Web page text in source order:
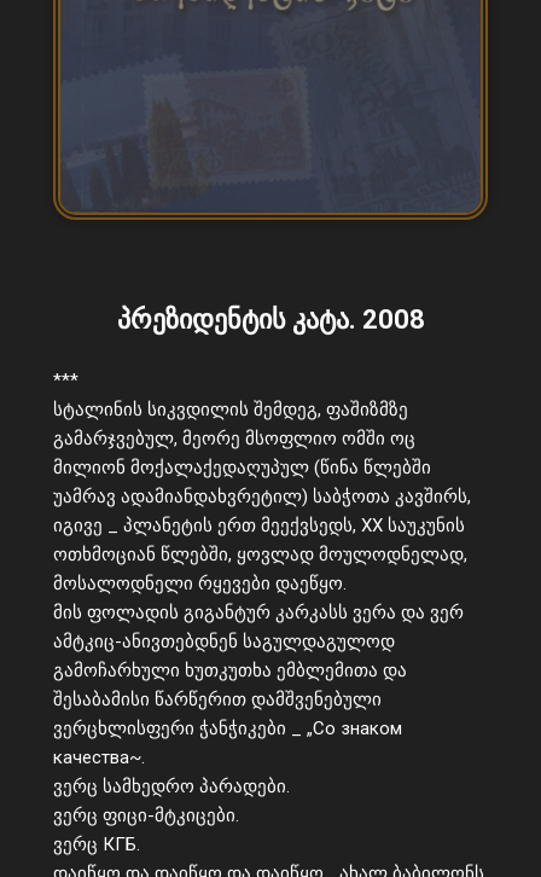
პრეზიდენტის კატა. 2008
***
სტალინის სიკვდილის შემდეგ, ფაშიზმზე
გამარჯვებულ, მეორე მსოფლიო ომში ოც
მილიონ მოქალაქედაღუპულ (წინა წლებში
უამრავ ადამიანდახვრეტილ) საბჭოთა კავშირს,
იგივე _ პლანეტის ერთ მეექვსედს, XX საუკუნის
ოთხმოციან წლებში, ყოვლად მოულოდნელად,
მოსალოდნელი რყევები დაეწყო.
მის ფოლადის გიგანტურ კარკასს ვერა და ვერ
ამტკიც-ანივთებდნენ საგულდაგულოდ
გამოჩარხული ხუთკუთხა ემბლემითა და
შესაბამისი წარწერით დამშვენებული
ვერცხლისფერი ჭანჭიკები _ „Со знаком
качества~.
ვერც სამხედრო პარადები.
ვერც ფიცი-მტკიცები.
ვერც КГБ.